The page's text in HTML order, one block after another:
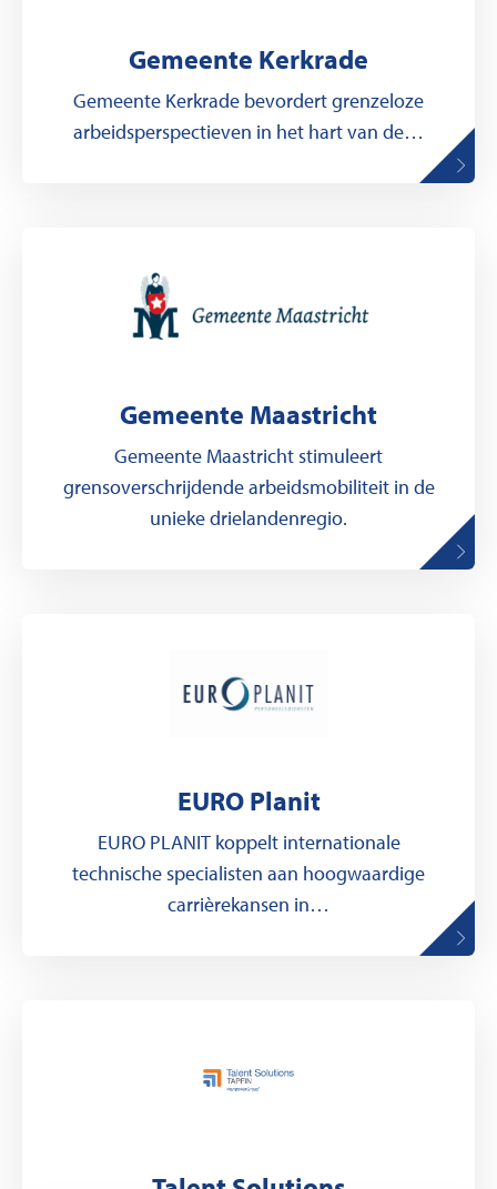
Gemeente Kerkrade
Gemeente Kerkrade bevordert grenzeloze
arbeidsperspectieven in het hart van de…
Gemeente Maastricht
Gemeente Maastricht stimuleert
grensoverschrijdende arbeidsmobiliteit in de
unieke drielandenregio.
EURO Planit
EURO PLANIT koppelt internationale
technische specialisten aan hoogwaardige
carrièrekansen in…